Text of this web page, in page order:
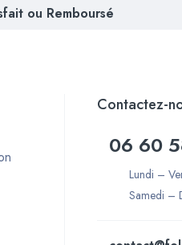
ou Remboursé
Contactez-
06 60
Lundi –
Samedi –